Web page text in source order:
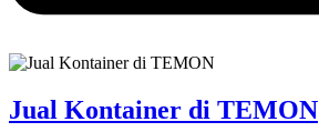
Jual Kontainer di TEMON